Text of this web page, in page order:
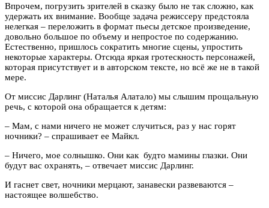
Впрочем, погрузить зрителей в сказку было не так сложно, как
удержать их внимание. Вообще задача режиссеру предстояла
нелегкая – переложить в формат пьесы детское произведение,
довольно большое по объему и непростое по содержанию.
Естественно, пришлось сократить многие сцены, упростить
некоторые характеры. Отсюда яркая гротескность персонажей,
которая присутствует и в авторском тексте, но всё же не в такой
мере.
От миссис Дарлинг (Наталья Алатало) мы слышим прощальную
речь, с которой она обращается к детям:
– Мам, с нами ничего не может случиться, раз у нас горят
ночники? – спрашивает ее Майкл.
– Ничего, мое солнышко. Они как будто мамины глазки. Они
будут вас охранять, – отвечает миссис Дарлинг.
И гаснет свет, ночники мерцают, занавески развеваются –
настоящее волшебство.